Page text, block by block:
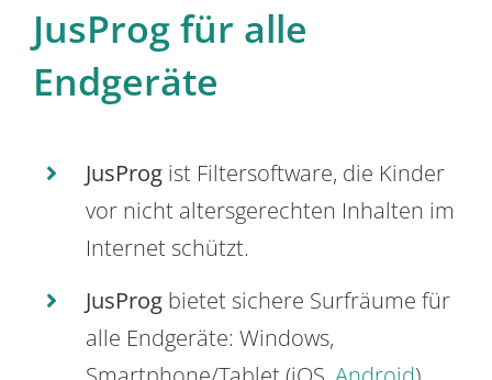
JusProg für alle
Endgeräte
JusProg ist Filtersoftware, die Kinder
vor nicht altersgerechten Inhalten im
Internet schützt.
JusProg bietet sichere Surfräume für
alle Endgeräte: Windows,